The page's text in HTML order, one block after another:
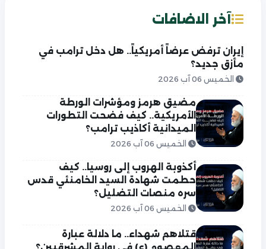
آخر الاضافات
إيران ترفض عرضاً أمريكياً.. هل دخل ترامب في
مأزق جديد؟
الخميس 06 آب 2026
مضيق هرمز ومؤشرات الورطة
الأمريكية.. كيف فضحت التطورات
الميدانية أكاذيب ترامب؟
الخميس 06 آب 2026
أكذوبة الهروب إلى روسيا.. كيف
حطمت شهادة السيد الخامنئي قدس
سره منصات التضليل؟
الخميس 06 آب 2026
قتلاهم شهداء.. ما دلالة عبارة